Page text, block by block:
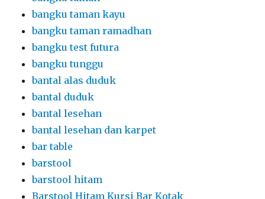
bantal duduk
bantal lesehan
bantal lesehan dan karpet
bar table
barstool
barstool hitam
Barstool Hitam Kursi Bar Kotak
Barstool Hitam Kursi Silinder
barstool kursi
barstool meja
Barstool Meja Bar Putih Dan Kursi Bar Putih
barstool meja kursi